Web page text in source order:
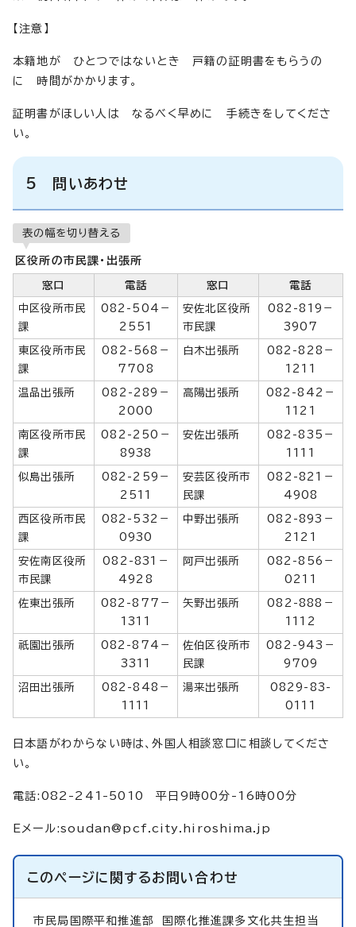
【注意】
本籍地が ひとつではないとき 戸籍の証明書をもらうの
に 時間がかかります。
証明書がほしい人は なるべく早めに 手続きをしてくださ
い。
5 問いあわせ
表の幅を切り替える
区役所の市民課・出張所
窓口 電話 窓口 電話
中区役所市民
課
082-504－
2551
安佐北区役所
市民課
082-819－
3907
東区役所市民
課
082-568－
7708
白木出張所
082-828－
1211
温品出張所
082-289－
2000
高陽出張所
082-842－
1121
南区役所市民
課
082-250－
8938
安佐出張所
082-835－
1111
似島出張所
082-259－
2511
安芸区役所市
民課
082-821－
4908
西区役所市民
課
082-532－
0930
中野出張所
082-893－
2121
安佐南区役所
市民課
082-831－
4928
阿戸出張所
082-856－
0211
佐東出張所
082-877－
1311
矢野出張所
082-888－
1112
祇園出張所
082-874－
3311
佐伯区役所市
民課
082-943－
9709
沼田出張所
082-848－
1111
湯来出張所
0829-83-
0111
日本語がわからない時は、外国人相談窓口に相談してくださ
い。
電話:082-241-5010 平日9時00分-16時00分
Eメール:soudan@pcf.city.hiroshima.jp
このページに関するお問い合わせ
市民局国際平和推進部
国際化推進課多文化共生担当